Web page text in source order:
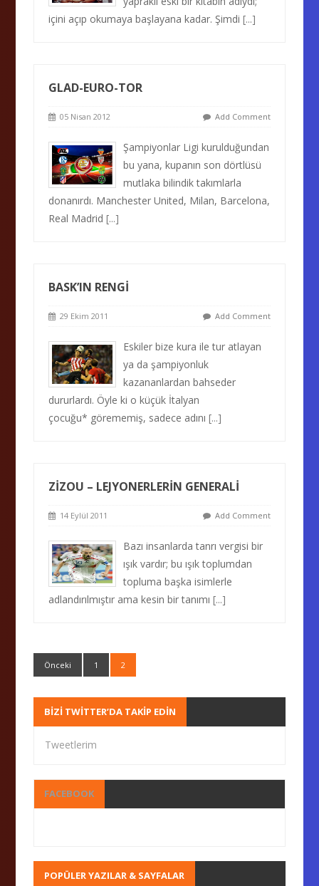
içini açıp okumaya başlayana kadar. Şimdi[...]
GLAD-EURO-TOR
05 Nisan 2012 Add Comment
Şampiyonlar Ligi kurulduğundan
bu yana, kupanın son dörtlüsü
mutlaka bilindik takımlarla
donanırdı. Manchester United, Milan, Barcelona,
Real Madrid[...]
BASK’IN RENGİ
29 Ekim 2011 Add Comment
Eskiler bize kura ile tur atlayan
ya da şampiyonluk
kazananlardan bahseder
dururlardı. Öyle ki o küçük İtalyan
çocuğu* görememiş, sadece adını[...]
ZİZOU – LEJYONERLERİN GENERALİ
14 Eylül 2011 Add Comment
Bazı insanlarda tanrı vergisi bir
ışık vardır; bu ışık toplumdan
topluma başka isimlerle
adlandırılmıştır ama kesin bir tanımı[...]
Önceki 1 2
BIZI TWITTER’DA TAKIP EDIN
Tweetlerim
FACEBOOK
POPÜLER YAZILAR & SAYFALAR